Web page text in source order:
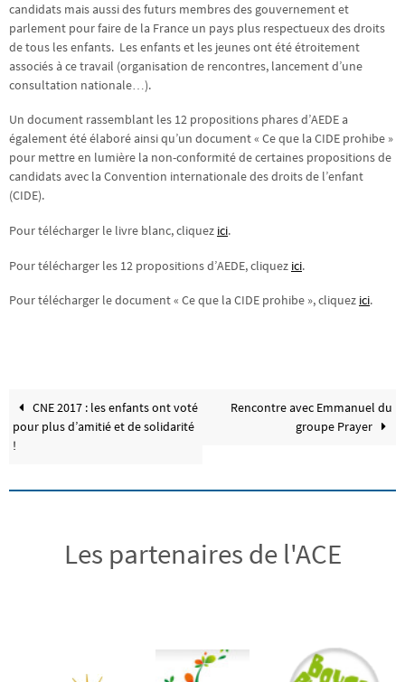
candidats mais aussi des futurs membres des gouvernement et
parlement pour faire de la France un pays plus respectueux des droits
de tous les enfants. Les enfants et les jeunes ont été étroitement
associés à ce travail (organisation de rencontres, lancement d’une
consultation nationale…).
Un document rassemblant les 12 propositions phares d’AEDE a
également été élaboré ainsi qu’un document « Ce que la CIDE prohibe »
pour mettre en lumière la non-conformité de certaines propositions de
candidats avec la Convention internationale des droits de l’enfant
(CIDE).
Pour télécharger le livre blanc, cliquez ici.
Pour télécharger les 12 propositions d’AEDE, cliquez ici.
Pour télécharger le document « Ce que la CIDE prohibe », cliquez ici.
CNE 2017 : les enfants ont voté
pour plus d’amitié et de solidarité
!
Rencontre avec Emmanuel du
groupe Prayer
Les partenaires de l'ACE